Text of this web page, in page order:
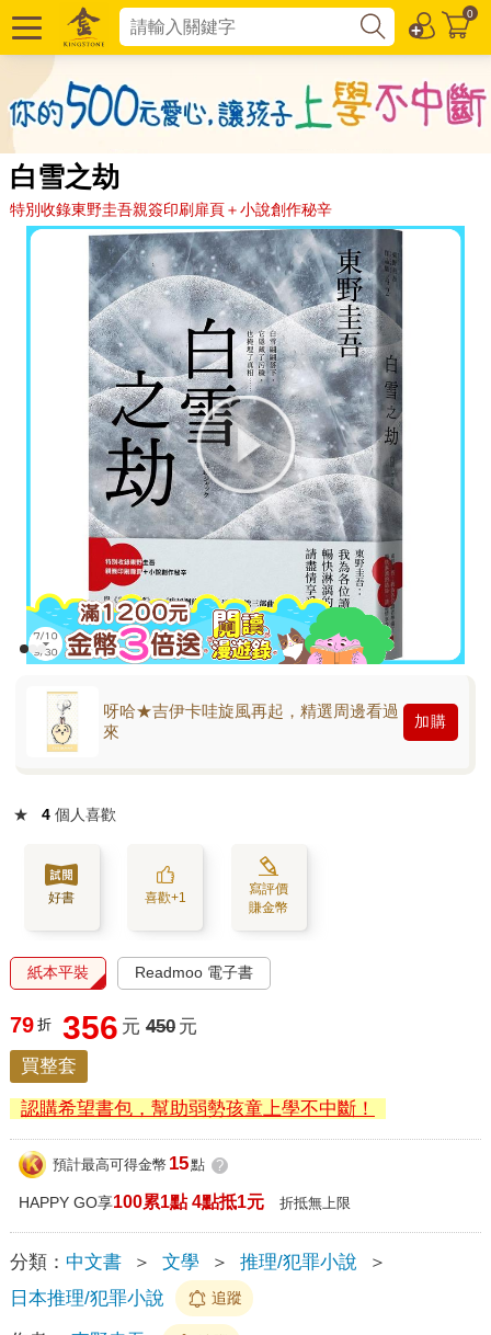
0
白雪之劫
特別收錄東野圭吾親簽印刷扉頁＋小說創作秘辛
呀哈★吉伊卡哇旋風再起，精選周邊看過
來
加購
★ 4 個人喜歡
好書 喜歡+1
寫評價
賺金幣
紙本平裝 Readmoo 電子書
79 折 356 元 450 元
買整套
認購希望書包，幫助弱勢孩童上學不中斷！
預計最高可得金幣 15點 ?
HAPPY GO享100累1點 4點抵1元 折抵無上限
分類： 中文書 ＞ 文學 ＞ 推理/犯罪小說
＞
日本推理/犯罪小說
追蹤